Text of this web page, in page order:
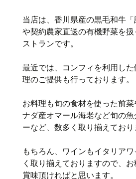
当店は、香川県産の黒毛和牛「
や契約農家直送の有機野菜を
ストランです。
最近では、コンフィを利用し
理のご提供も行っております。
お料理も旬の食材を使った前
ナダ産オマール海老など旬の魚
ーなど、数多く取り揃えており
もちろん、ワインもイタリア
く取り揃えておりますので、
賞味頂ければと思います。